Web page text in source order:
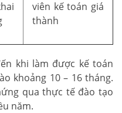
viên kế toán giá
thành
khi làm được kế toán
khoảng 10 – 16 tháng.
qua thực tế đào tạo
năm.